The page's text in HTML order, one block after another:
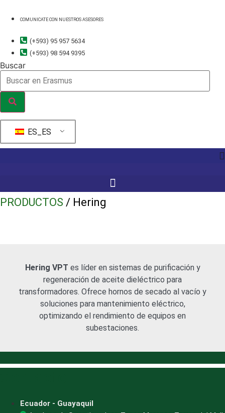
COMUNICATE CON NUESTROS ASESORES
(+593) 95 957 5634
(+593) 98 594 9395
Buscar
ES_ES
PRODUCTOS / Hering
Hering VPT es líder en sistemas de purificación y
regeneración de aceite dieléctrico para
transformadores. Ofrece hornos de secado al vacío y
soluciones para mantenimiento eléctrico,
optimizando el rendimiento de equipos en
subestaciones.
Ecuador - Guayaquil